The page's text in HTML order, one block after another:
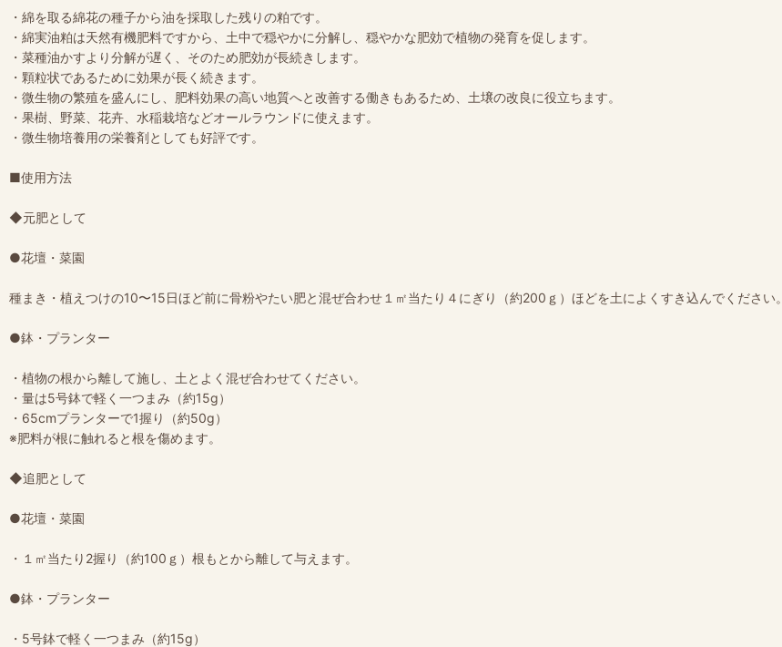
・綿を取る綿花の種子から油を採取した残りの粕です。
・綿実油粕は天然有機肥料ですから、土中で穏やかに分解し、穏やかな肥効で植物の発育を促します。
・菜種油かすより分解が遅く、そのため肥効が長続きします。
・顆粒状であるために効果が長く続きます。
・微生物の繁殖を盛んにし、肥料効果の高い地質へと改善する働きもあるため、土壌の改良に役立ちます。
・果樹、野菜、花卉、水稲栽培などオールラウンドに使えます。
・微生物培養用の栄養剤としても好評です。
■使用方法
◆元肥として
●花壇・菜園
種まき・植えつけの10〜15日ほど前に骨粉やたい肥と混ぜ合わせ１㎡当たり４にぎり（約200ｇ）ほどを土によくすき込んでください。
●鉢・プランター
・植物の根から離して施し、土とよく混ぜ合わせてください。
・量は5号鉢で軽く一つまみ（約15g）
・65cmプランターで1握り（約50g）
※肥料が根に触れると根を傷めます。
◆追肥として
●花壇・菜園
・１㎡当たり2握り（約100ｇ）根もとから離して与えます。
●鉢・プランター
・5号鉢で軽く一つまみ（約15g）